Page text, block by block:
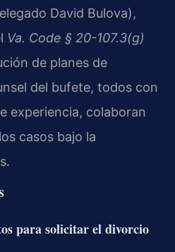
David Bulova),
Va. Code § 20-107.3(g)
de planes de
del bufete, todos con
experiencia, colaboran
casos bajo la
para solicitar el divorcio